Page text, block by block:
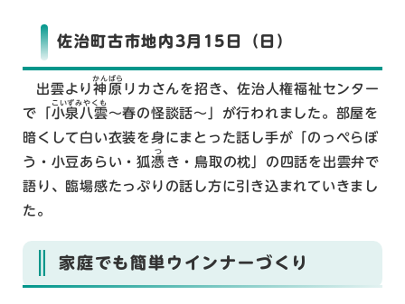
佐治町古市地内3月15日（日）
出雲より 神原
かんばら
リカさんを招き、佐治人権福祉センター
で「 小泉八雲
こいずみやくも
～春の怪談話～」が行われました。部屋を
暗くして白い衣装を身にまとった話し手が「のっぺらぼ
う・小豆あらい・狐憑
つ
き・鳥取の枕」の四話を出雲弁で
語り、臨場感たっぷりの話し方に引き込まれていきまし
た。
家庭でも簡単ウインナーづくり